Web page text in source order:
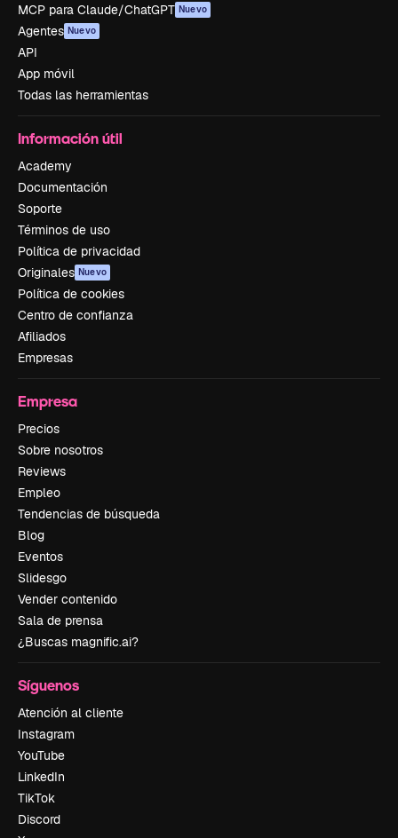
MCP para Claude/ChatGPT Nuevo
Agentes Nuevo
API
App móvil
Todas las herramientas
Información útil
Academy
Documentación
Soporte
Términos de uso
Política de privacidad
Originales Nuevo
Política de cookies
Centro de confianza
Afiliados
Empresas
Empresa
Precios
Sobre nosotros
Reviews
Empleo
Tendencias de búsqueda
Blog
Eventos
Slidesgo
Vender contenido
Sala de prensa
¿Buscas magnific.ai?
Síguenos
Atención al cliente
Instagram
YouTube
LinkedIn
TikTok
Discord